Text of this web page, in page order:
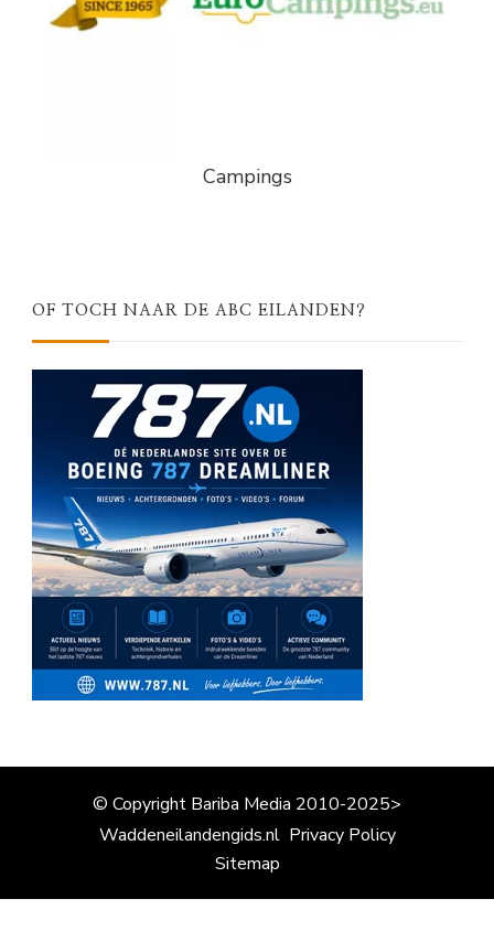
Campings
OF TOCH NAAR DE ABC EILANDEN?
© Copyright Bariba Media 2010-2025>
Waddeneilandengids.nl Privacy Policy
Sitemap